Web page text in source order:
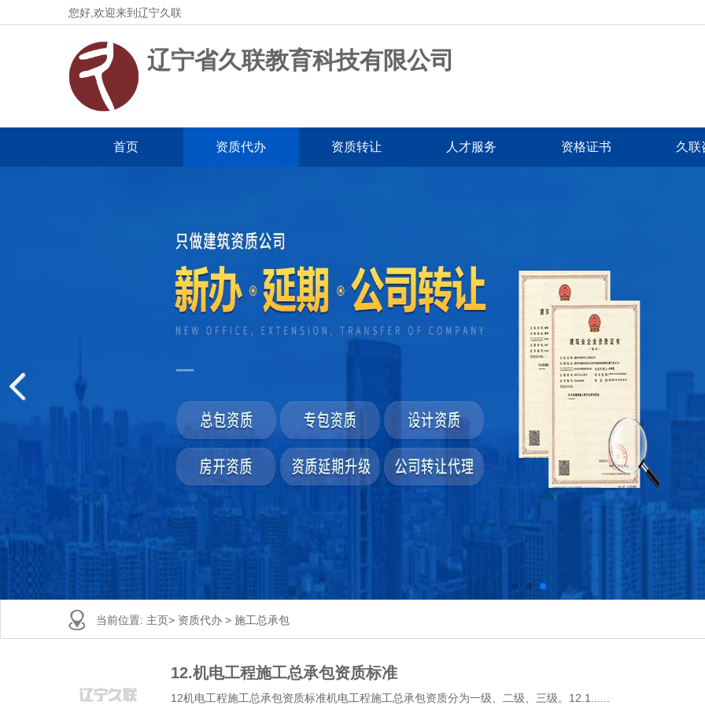
您好,欢迎来到辽宁久联
辽宁省久联教育科技有限公司
首页 资质代办 资质转让 人才服务 资格证书 久联
当前位置: 主页> 资质代办 > 施工总承包
12.机电工程施工总承包资质标准
12机电工程施工总承包资质标准机电工程施工总承包资质分为一级、二级、三级。12.1......